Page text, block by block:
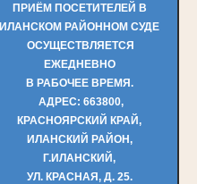
ПРИЁМ ПОСЕТИТЕЛЕЙ В
ИЛАНСКОМ РАЙОННОМ СУДЕ
ОСУЩЕСТВЛЯЕТСЯ
ЕЖЕДНЕВНО
В РАБОЧЕЕ ВРЕМЯ.
АДРЕС: 663800,
КРАСНОЯРСКИЙ КРАЙ,
ИЛАНСКИЙ РАЙОН,
Г.ИЛАНСКИЙ,
УЛ. КРАСНАЯ, Д. 25.